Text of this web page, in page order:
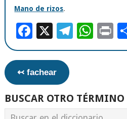
Mano de rizos.
Facebook
X
↢ fachear
BUSCAR OTRO TÉRMINO